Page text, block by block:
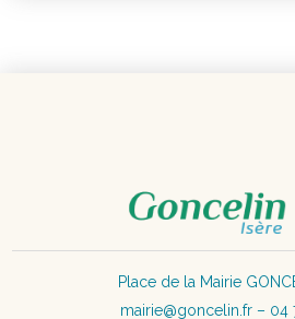
Place de la Mairie
mairie@goncelin.fr – 04